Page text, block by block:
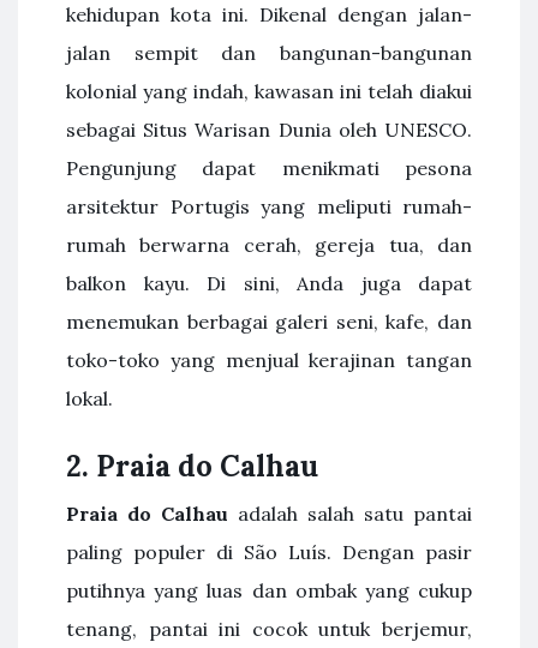
kehidupan kota ini. Dikenal dengan jalan-
jalan sempit dan bangunan-bangunan
kolonial yang indah, kawasan ini telah diakui
sebagai Situs Warisan Dunia oleh UNESCO.
Pengunjung dapat menikmati pesona
arsitektur Portugis yang meliputi rumah-
rumah berwarna cerah, gereja tua, dan
balkon kayu. Di sini, Anda juga dapat
menemukan berbagai galeri seni, kafe, dan
toko-toko yang menjual kerajinan tangan
lokal.
2. Praia do Calhau
Praia do Calhau adalah salah satu pantai
paling populer di São Luís. Dengan pasir
putihnya yang luas dan ombak yang cukup
tenang, pantai ini cocok untuk berjemur,